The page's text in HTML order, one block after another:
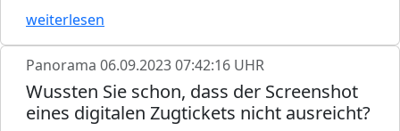
weiterlesen
Panorama 06.09.2023 07:42:16 UHR
Wussten Sie schon, dass der Screenshot
eines digitalen Zugtickets nicht ausreicht?